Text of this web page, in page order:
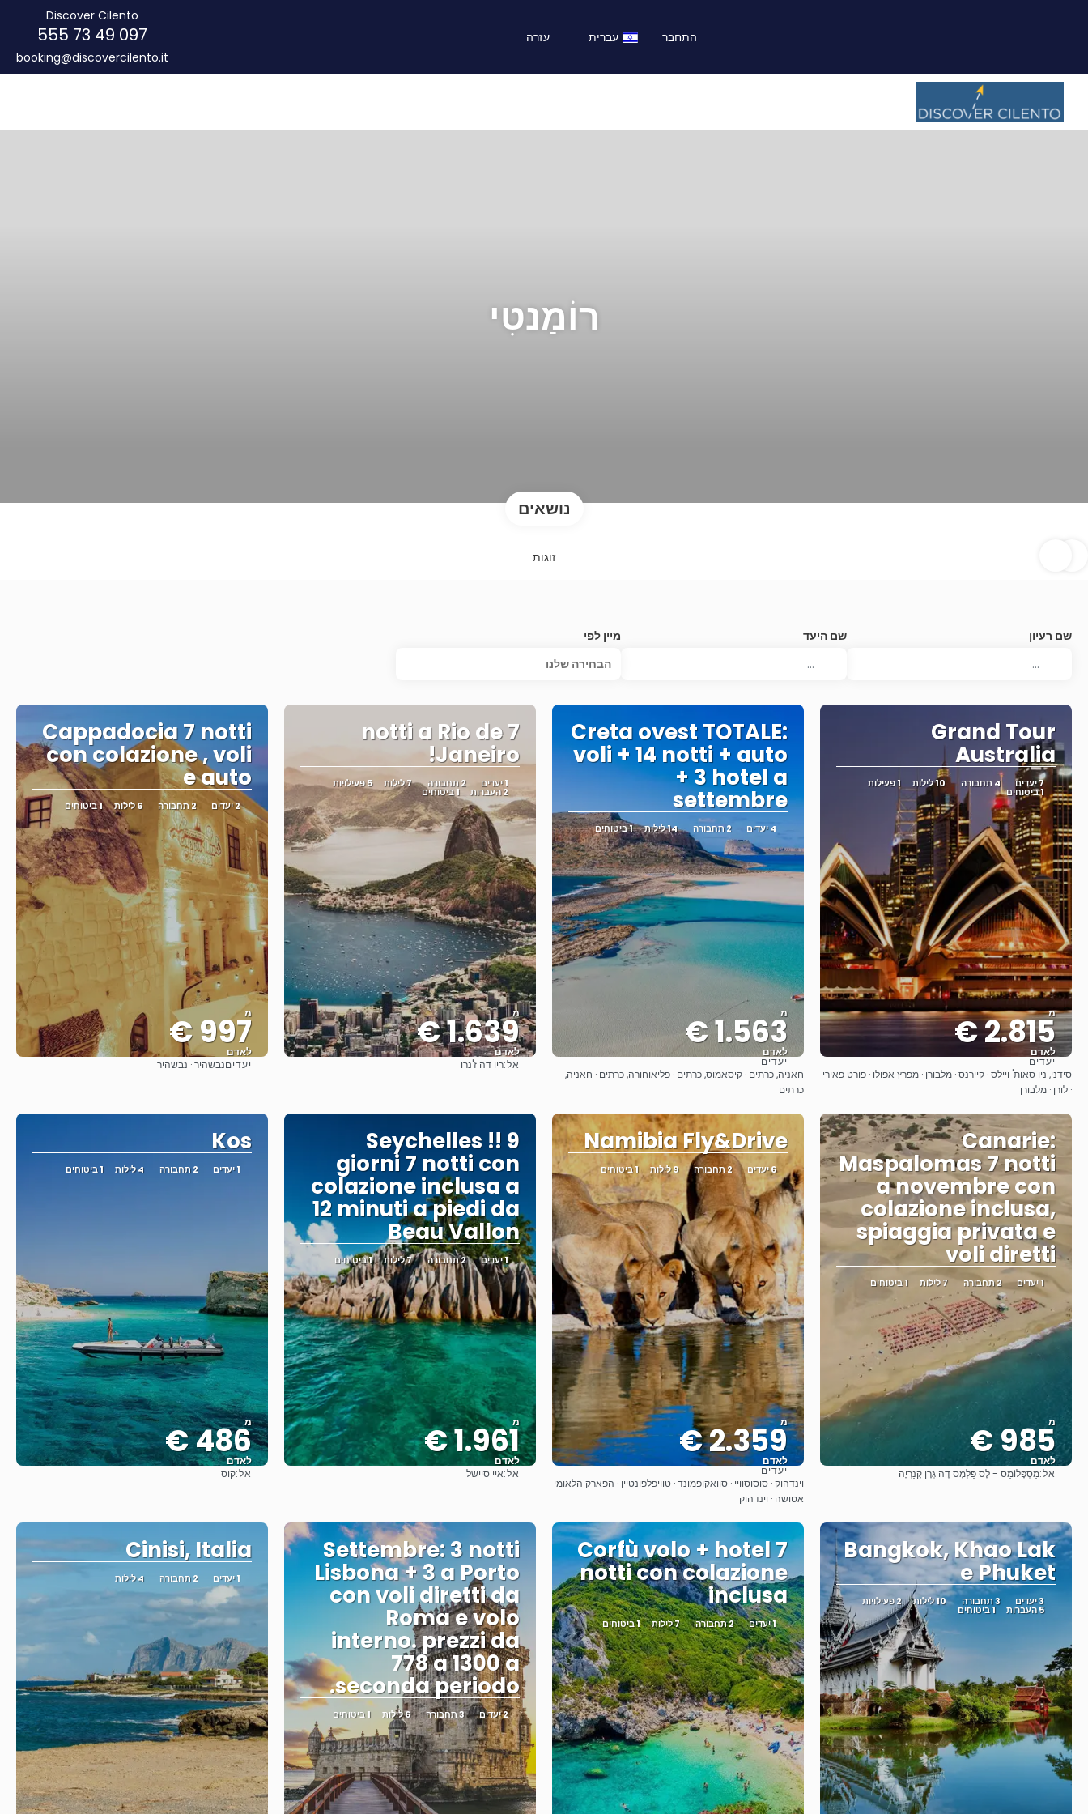
עזרה עברית התחבר
Discover Cilento
097 49 73 555
booking@discovercilento.it
רוֹמַנטִי
נושאים
זוגות
שם רעיון שם היעד
מיין לפי
הבחירה שלנו
Grand Tour
Australia
7 יעדים 4 תחבורה 10 לילות 1 פעילות
1 ביטוחים
מ
2.815 €
לאדם
ראה
יעדים
סידני, ניו סאות' ויילס · קיירנס · מלבורן · מפרץ אפולו · פורט פאירי
· לורן · מלבורן
Creta ovest TOTALE:
voli + 14 notti + auto
+ 3 hotel a
settembre
4 יעדים 2 תחבורה 14 לילות 1 ביטוחים
מ
1.563 €
לאדם
ראה
יעדים
חאניה, כרתים · קיסאמוס, כרתים · פליאוחורה, כרתים · חאניה,
כרתים
7 notti a Rio de
Janeiro!
1 יעדים 2 תחבורה 7 לילות 5 פעילויות
2 העברות 1 ביטוחים
מ
1.639 €
לאדם
אל:ריו דה ז'נרו
Cappadocia 7 notti
con colazione , voli
e auto
2 יעדים 2 תחבורה 6 לילות 1 ביטוחים
מ
997 €
לאדם
יעדיםנבשהיר · נבשהיר
Canarie:
Maspalomas 7 notti
a novembre con
colazione inclusa,
spiaggia privata e
voli diretti
1 יעדים 2 תחבורה 7 לילות 1 ביטוחים
מ
985 €
לאדם
ראה
אל:מַסְפָּלוֹמַס - לָס פַּלְמָס דֶה גְרָן קָנַרְיָה
Namibia Fly&Drive
6 יעדים 2 תחבורה 9 לילות 1 ביטוחים
מ
2.359 €
לאדם
ראה
יעדים
וינדהוק · סוסוסוויי · סוואקופמונד · טוויפלפונטיין · הפארק הלאומי
אטושה · וינדהוק
Seychelles !! 9
giorni 7 notti con
colazione inclusa a
12 minuti a piedi da
Beau Vallon
1 יעדים 2 תחבורה 7 לילות 1 ביטוחים
מ
1.961 €
לאדם
אל:איי סיישל
Kos
1 יעדים 2 תחבורה 4 לילות 1 ביטוחים
מ
486 €
לאדם
אל:קוס
Bangkok, Khao Lak
e Phuket
3 יעדים 3 תחבורה 10 לילות 2 פעילויות
5 העברות 1 ביטוחים
Corfù volo + hotel 7
notti con colazione
inclusa
1 יעדים 2 תחבורה 7 לילות 1 ביטוחים
Settembre: 3 notti
Lisbona + 3 a Porto
con voli diretti da
Roma e volo
interno. prezzi da
778 a 1300 a
seconda periodo.
2 יעדים 3 תחבורה 6 לילות 1 ביטוחים
Cinisi, Italia
1 יעדים 2 תחבורה 4 לילות